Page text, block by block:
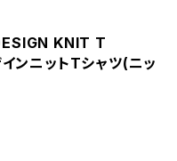
KNIT T
ンニットTシャツ(ニッ